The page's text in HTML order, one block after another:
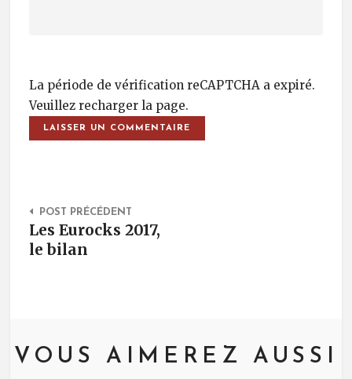
La période de vérification reCAPTCHA a expiré.
Veuillez recharger la page.
Post Navigation
POST PRÉCÉDENT
Les Eurocks 2017,
le bilan
VOUS AIMEREZ AUSSI